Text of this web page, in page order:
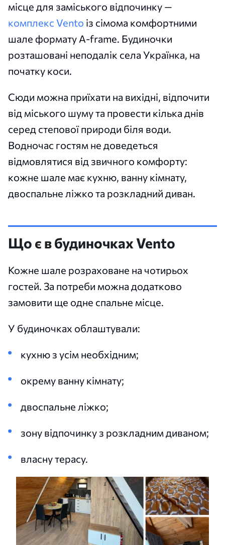
місце для заміського відпочинку —
комплекс Vento із сімома комфортними
шале формату A-frame. Будиночки
розташовані неподалік села Українка, на
початку коси.
Сюди можна приїхати на вихідні, відпочити
від міського шуму та провести кілька днів
серед степової природи біля води.
Водночас гостям не доведеться
відмовлятися від звичного комфорту:
кожне шале має кухню, ванну кімнату,
двоспальне ліжко та розкладний диван.
Що є в будиночках Vento
Кожне шале розраховане на чотирьох
гостей. За потреби можна додатково
замовити ще одне спальне місце.
У будиночках облаштували:
кухню з усім необхідним;
окрему ванну кімнату;
двоспальне ліжко;
зону відпочинку з розкладним диваном;
власну терасу.